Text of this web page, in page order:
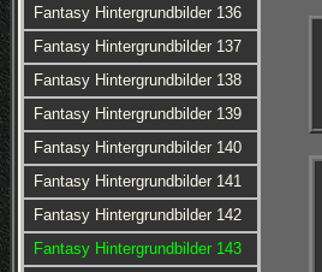
Fantasy Hintergrundbilder 136
Fantasy Hintergrundbilder 137
Fantasy Hintergrundbilder 138
Fantasy Hintergrundbilder 139
Fantasy Hintergrundbilder 140
Fantasy Hintergrundbilder 141
Fantasy Hintergrundbilder 142
Fantasy Hintergrundbilder 143